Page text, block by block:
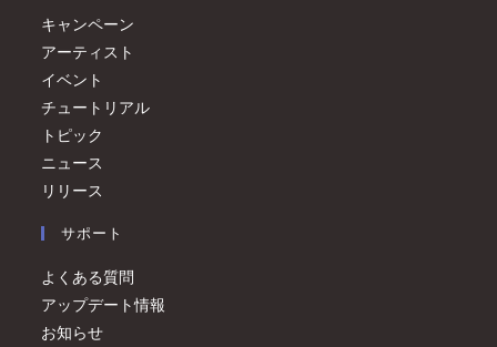
キャンペーン
アーティスト
イベント
チュートリアル
トピック
ニュース
リリース
サポート
よくある質問
アップデート情報
お知らせ